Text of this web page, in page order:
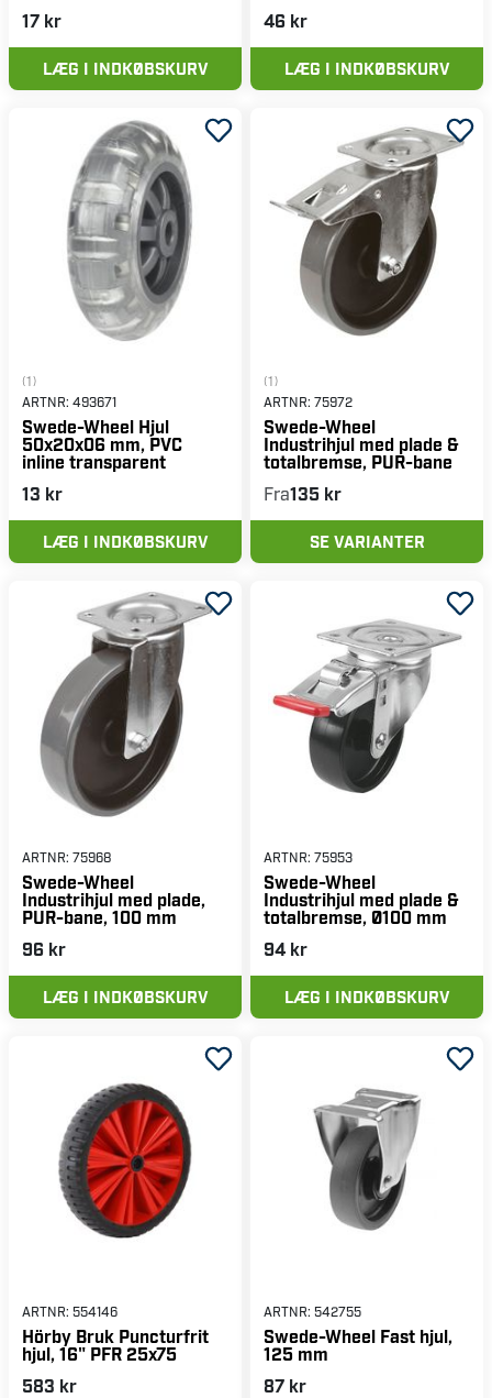
17 kr
LÆG I INDKØBSKURV
46 kr
LÆG I INDKØBSKURV
(1)
ARTNR: 493671
Swede-Wheel Hjul
50x20x06 mm, PVC
inline transparent
13 kr
LÆG I INDKØBSKURV
(1)
ARTNR: 75972
Swede-Wheel
Industrihjul med plade &
totalbremse, PUR-bane
Fra135 kr
SE VARIANTER
ARTNR: 75968
Swede-Wheel
Industrihjul med plade,
PUR-bane, 100 mm
96 kr
LÆG I INDKØBSKURV
ARTNR: 75953
Swede-Wheel
Industrihjul med plade &
totalbremse, Ø100 mm
94 kr
LÆG I INDKØBSKURV
ARTNR: 554146
Hörby Bruk Puncturfrit
hjul, 16" PFR 25x75
583 kr
ARTNR: 542755
Swede-Wheel Fast hjul,
125 mm
87 kr